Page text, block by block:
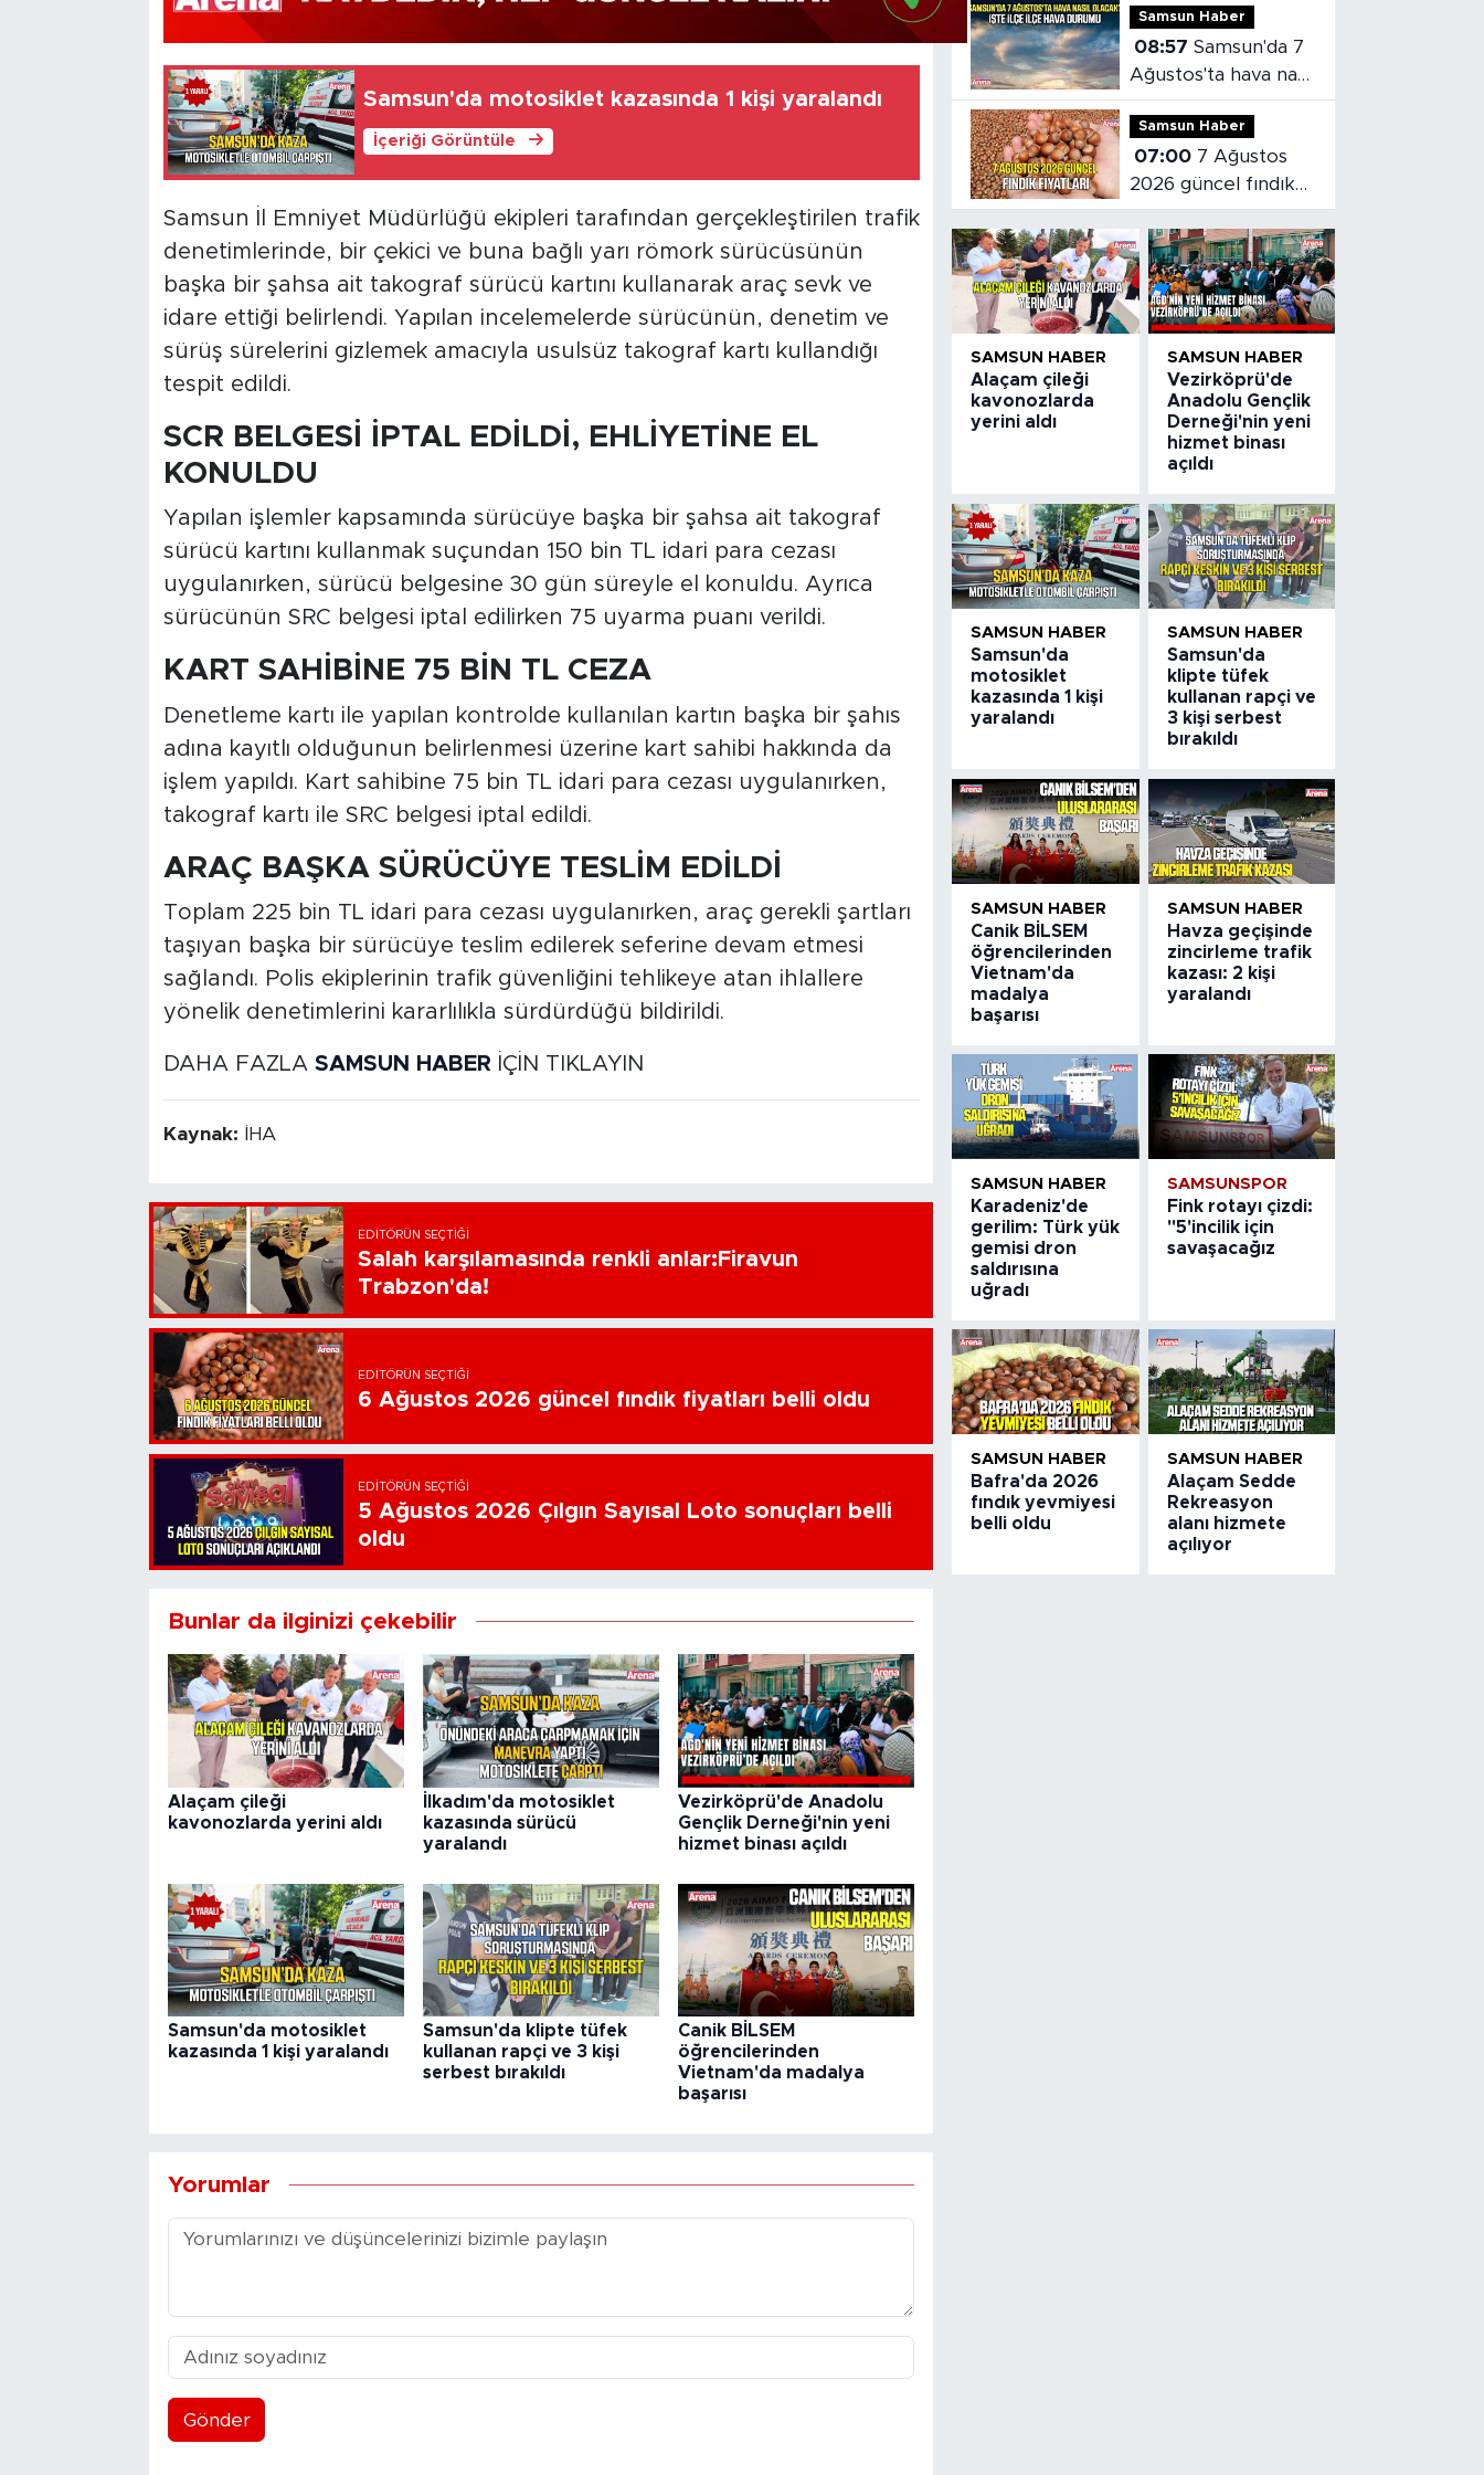
Samsun'da motosiklet kazasında 1 kişi yaralandı
İçeriği Görüntüle
Samsun İl Emniyet Müdürlüğü ekipleri tarafından gerçekleştirilen trafik
denetimlerinde, bir çekici ve buna bağlı yarı römork sürücüsünün
başka bir şahsa ait takograf sürücü kartını kullanarak araç sevk ve
idare ettiği belirlendi. Yapılan incelemelerde sürücünün, denetim ve
sürüş sürelerini gizlemek amacıyla usulsüz takograf kartı kullandığı
tespit edildi.
SCR BELGESİ İPTAL EDİLDİ, EHLİYETİNE EL
KONULDU
Yapılan işlemler kapsamında sürücüye başka bir şahsa ait takograf
sürücü kartını kullanmak suçundan 150 bin TL idari para cezası
uygulanırken, sürücü belgesine 30 gün süreyle el konuldu. Ayrıca
sürücünün SRC belgesi iptal edilirken 75 uyarma puanı verildi.
KART SAHİBİNE 75 BİN TL CEZA
Denetleme kartı ile yapılan kontrolde kullanılan kartın başka bir şahıs
adına kayıtlı olduğunun belirlenmesi üzerine kart sahibi hakkında da
işlem yapıldı. Kart sahibine 75 bin TL idari para cezası uygulanırken,
takograf kartı ile SRC belgesi iptal edildi.
ARAÇ BAŞKA SÜRÜCÜYE TESLİM EDİLDİ
Toplam 225 bin TL idari para cezası uygulanırken, araç gerekli şartları
taşıyan başka bir sürücüye teslim edilerek seferine devam etmesi
sağlandı. Polis ekiplerinin trafik güvenliğini tehlikeye atan ihlallere
yönelik denetimlerini kararlılıkla sürdürdüğü bildirildi.
DAHA FAZLA SAMSUN HABER İÇİN TIKLAYIN
Kaynak: İHA
EDITÖRÜN SEÇTIĞI
Salah karşılamasında renkli anlar:Firavun
Trabzon'da!
EDITÖRÜN SEÇTIĞI
6 Ağustos 2026 güncel fındık fiyatları belli oldu
EDITÖRÜN SEÇTIĞI
5 Ağustos 2026 Çılgın Sayısal Loto sonuçları belli
oldu
Bunlar da ilginizi çekebilir
Alaçam çileği
kavonozlarda yerini aldı
İlkadım'da motosiklet
kazasında sürücü
yaralandı
Vezirköprü'de Anadolu
Gençlik Derneği'nin yeni
hizmet binası açıldı
Samsun'da motosiklet
kazasında 1 kişi yaralandı
Samsun'da klipte tüfek
kullanan rapçi ve 3 kişi
serbest bırakıldı
Canik BİLSEM
öğrencilerinden
Vietnam'da madalya
başarısı
Yorumlar
Gönder
edecek!
Samsun Haber
08:57 Samsun'da 7
Ağustos'ta hava nasıl
olacak?
Samsun Haber
07:00
2026 güncel fındık
fiyatları
SAMSUN HABER
Alaçam çileği
kavonozlarda
yerini aldı
SAMSUN HABER
Vezirköprü'de
Anadolu Gençlik
Derneği'nin yeni
hizmet binası
açıldı
SAMSUN HABER
Samsun'da
motosiklet
kazasında 1 kişi
yaralandı
SAMSUN HABER
Samsun'da
klipte tüfek
kullanan rapçi ve
3 kişi serbest
bırakıldı
SAMSUN HABER
Canik BİLSEM
öğrencilerinden
Vietnam'da
madalya
başarısı
SAMSUN HABER
Havza geçişinde
zincirleme trafik
kazası: 2 kişi
yaralandı
SAMSUN HABER
Karadeniz'de
gerilim: Türk yük
gemisi dron
saldırısına
uğradı
SAMSUNSPOR
Fink rotayı çizdi:
"5'incilik için
savaşacağız
SAMSUN HABER
Bafra'da 2026
fındık yevmiyesi
belli oldu
SAMSUN HABER
Alaçam Sedde
Rekreasyon
alanı hizmete
açılıyor